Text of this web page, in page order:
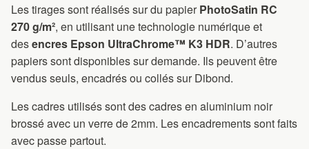
Les tirages sont réalisés sur du papierPhotoSatin RC
270 g/m², en utilisant une technologie numérique et
desencres Epson UltraChrome™ K3 HDR. D’autres
papiers sont disponibles sur demande. Ils peuvent être
vendus seuls, encadrés ou collés sur Dibond.
Les cadres utilisés sont des cadres en aluminium noir
brossé avec un verre de 2mm. Les encadrements sont faits
avec passe partout.